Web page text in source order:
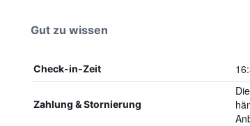
Gut zu wissen
Check-in-Zeit
Zahlung & Stornierung